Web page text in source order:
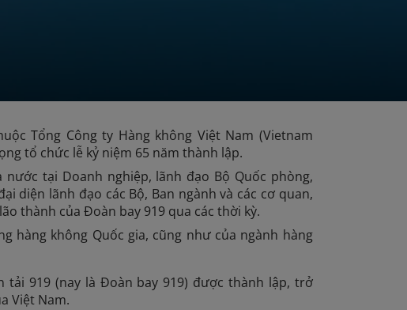
Tổng Công ty Hàng không Việt Nam (Vietnam
tổ chức lễ kỷ niệm 65 năm thành lập.
tại Doanh nghiệp, lãnh đạo Bộ Quốc phòng,
diện lãnh đạo các Bộ, Ban ngành và các cơ quan,
thành của Đoàn bay 919 qua các thời kỳ.
hàng không Quốc gia, cũng như của ngành hàng
tải 919 (nay là Đoàn bay 919) được thành lập, trở
Việt Nam.